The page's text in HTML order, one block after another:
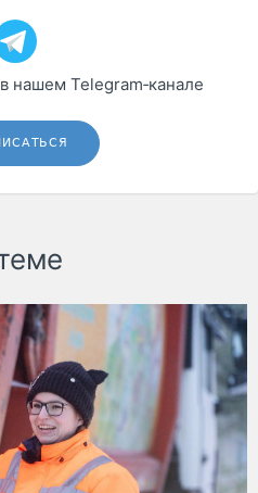
нашем Telegram‑канале